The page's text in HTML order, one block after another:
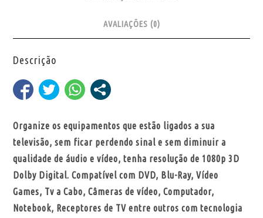
AVALIAÇÕES (0)
Descrição
Organize os equipamentos que estão ligados a sua
televisão, sem ficar perdendo sinal e sem diminuir a
qualidade de áudio e vídeo, tenha resolução de 1080p 3D
Dolby Digital. Compatível com DVD, Blu-Ray, Vídeo
Games, Tv a Cabo, Câmeras de vídeo, Computador,
Notebook, Receptores de TV entre outros com tecnologia